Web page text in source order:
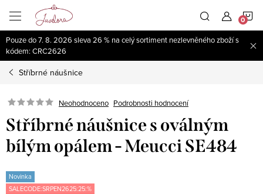
obsah
Pouze do 7. 8. 2026 sleva 26 % na celý sortiment nezlevněného zboží s
kódem: CRC2626
Stříbrné náušnice
Neohodnoceno Podrobnosti hodnocení
Stříbrné náušnice s oválným
bílým opálem - Meucci SE484
Novinka
SALECODE:SRPEN2625:25:%